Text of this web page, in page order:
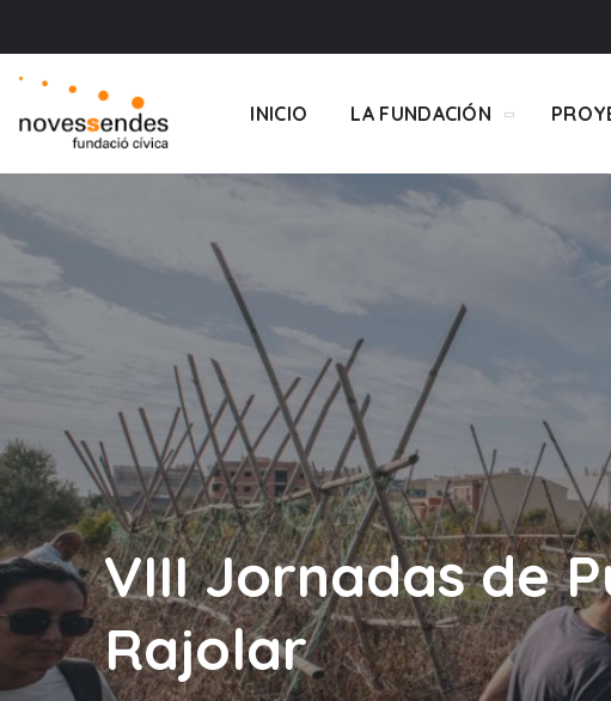
INICIO LA FUNDACIÓN
VIII Jornadas de
Rajolar